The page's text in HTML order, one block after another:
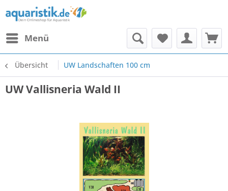
Menü
Übersicht UW Landschaften 100 cm
UW Vallisneria Wald II